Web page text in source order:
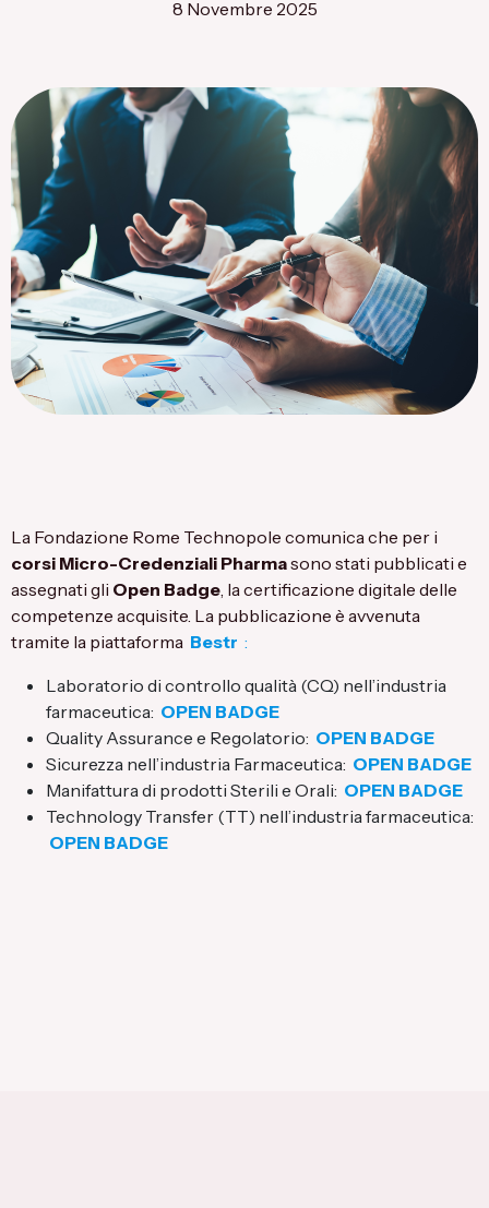
Flagship Project 8
Flagship Project 4
Flagship Project 7
8 Novembre 2025
La Fondazione Rome Technopole comunica che per i
corsi Micro-Credenziali Pharmasono stati pubblicati e
assegnati gli Open Badge, la certificazione digitale delle
competenze acquisite. La pubblicazione è avvenuta
tramite la piattaforma Bestr :
Laboratorio di controllo qualità (CQ) nell’industria
farmaceutica: OPEN BADGE
Quality Assurance e Regolatorio: OPEN BADGE
Sicurezza nell’industria Farmaceutica: OPEN BADGE
Manifattura di prodotti Sterili e Orali: OPEN BADGE
Technology Transfer (TT) nell’industria farmaceutica:
OPEN BADGE